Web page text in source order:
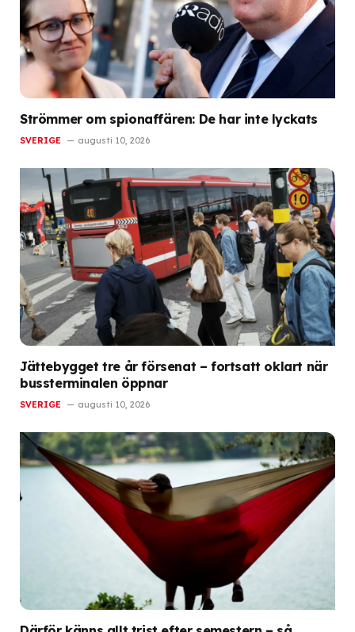
Strömmer om spionaffären: De har inte lyckats
SVERIGE augusti 10, 2026
Jättebygget tre år försenat – fortsatt oklart när
bussterminalen öppnar
SVERIGE augusti 10, 2026